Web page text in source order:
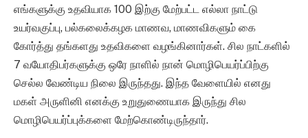
எங்களுக்கு உதவியாக 100 இற்கு மேற்பட்ட எல்லா நாட்டு
உயர்வகுப்பு, பல்கலைக்கழக மாணவ, மாணவிகளும் கை
கோர்த்து தங்களது உதவிகளை வழங்கினார்கள். சில நாட்களில்
7 வயோதிபர்களுக்கு ஒரே நாளில் நான் மொழிபெயர்ப்பிற்கு
செல்ல வேண்டிய நிலை இருந்தது. இந்த வேளையில் எனது
மகள் அருளினி எனக்கு உறுதுணையாக இருந்து சில
மொழிபெயர்ப்புக்களை மேற்கொண்டிருந்தார்.